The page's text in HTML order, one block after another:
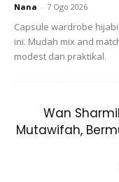
• Siapkan gelas
merah, tembikai
dalamnya.
• Tuangkan air soda
kurang manis boleh
Nana - 7 Ogo 2026
Capsule wardrobe
ini. Mudah mix and
modest dan praktikal.
Wan
Mutawifah,